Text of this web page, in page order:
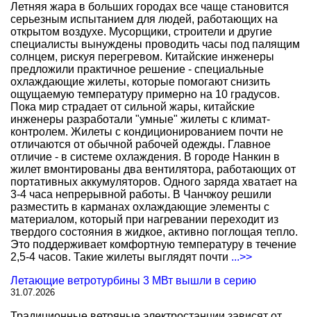
Летняя жара в больших городах все чаще становится
серьезным испытанием для людей, работающих на
открытом воздухе. Мусорщики, строители и другие
специалисты вынуждены проводить часы под палящим
солнцем, рискуя перегревом. Китайские инженеры
предложили практичное решение - специальные
охлаждающие жилеты, которые помогают снизить
ощущаемую температуру примерно на 10 градусов.
Пока мир страдает от сильной жары, китайские
инженеры разработали "умные" жилеты с климат-
контролем. Жилеты с кондиционированием почти не
отличаются от обычной рабочей одежды. Главное
отличие - в системе охлаждения. В городе Нанкин в
жилет вмонтированы два вентилятора, работающих от
портативных аккумуляторов. Одного заряда хватает на
3-4 часа непрерывной работы. В Чанчжоу решили
разместить в карманах охлаждающие элементы с
материалом, который при нагревании переходит из
твердого состояния в жидкое, активно поглощая тепло.
Это поддерживает комфортную температуру в течение
2,5-4 часов. Такие жилеты выглядят почти ...>>
Летающие ветротурбины 3 МВт вышли в серию
31.07.2026